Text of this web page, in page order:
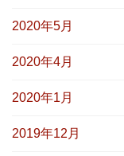
2020年5月
2020年4月
2020年1月
2019年12月